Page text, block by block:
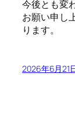
今後とも変
お願い申し
ります。
2026年6月21